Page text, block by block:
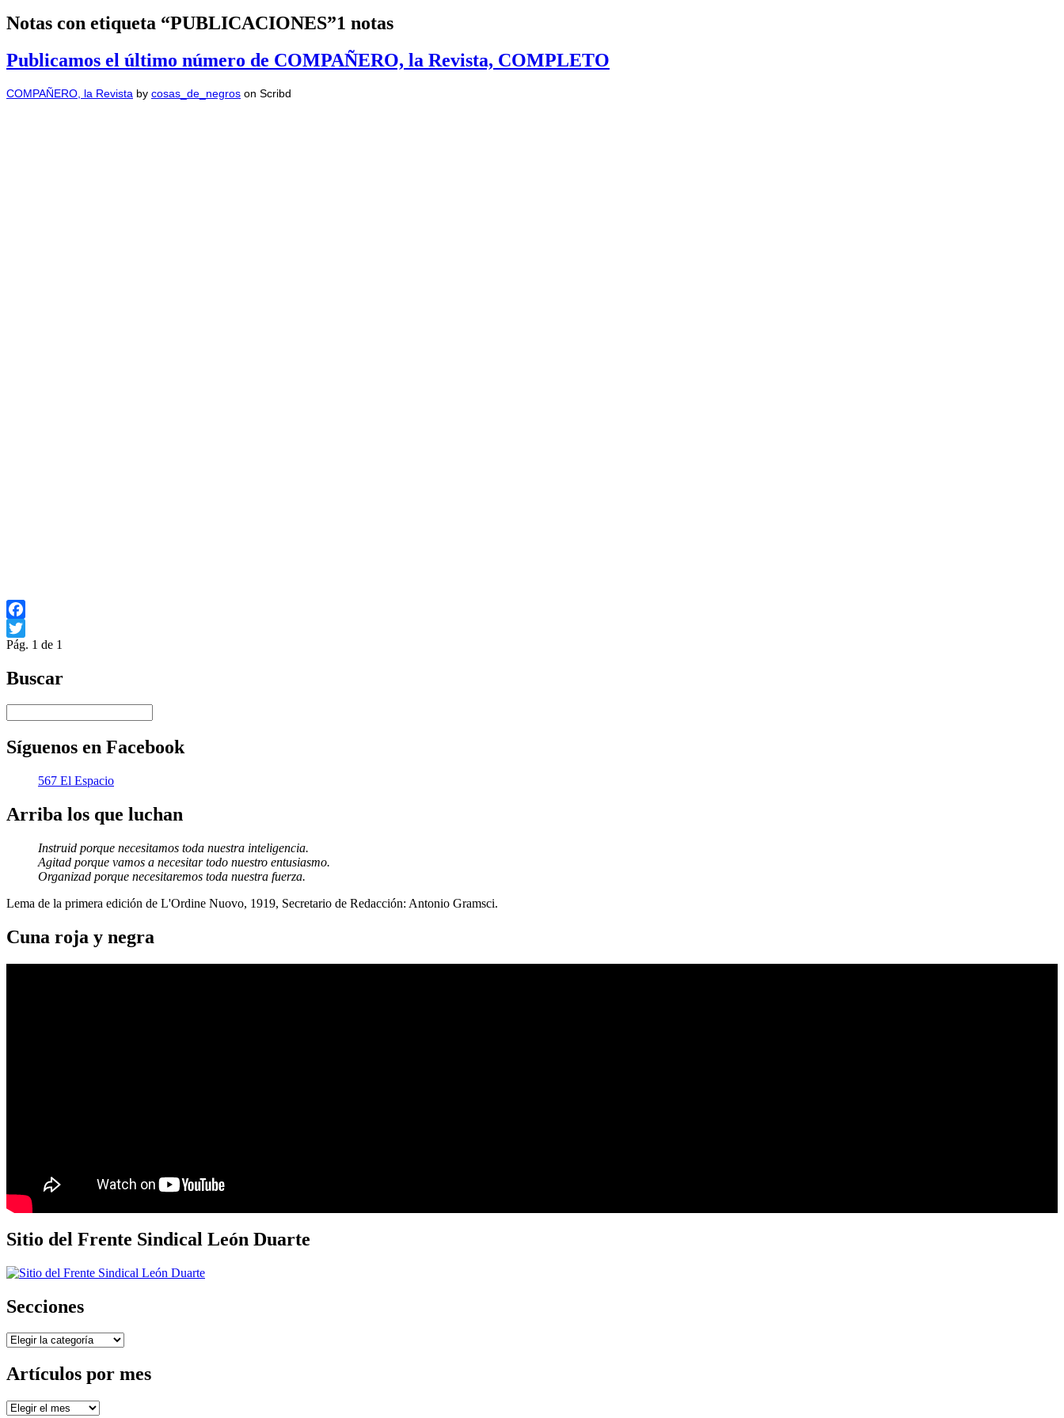
Notas con etiqueta “PUBLICACIONES”1 notas
Publicamos el último número de COMPAÑERO, la Revista, COMPLETO
COMPAÑERO, la Revista by cosas_de_negros on Scribd
Facebook
Twitter
Pág. 1 de 1
Buscar
Síguenos en Facebook
567 El Espacio
Arriba los que luchan
Instruid porque necesitamos toda nuestra inteligencia.
Agitad porque vamos a necesitar todo nuestro entusiasmo.
Organizad porque necesitaremos toda nuestra fuerza.
Lema de la primera edición de L'Ordine Nuovo, 1919, Secretario de Redacción: Antonio Gramsci.
Cuna roja y negra
Sitio del Frente Sindical León Duarte
Secciones
Secciones
Artículos por mes
Artículos